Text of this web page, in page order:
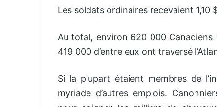
Les soldats ordinaires recevaient
Au total, environ 620 000
419 000 d’entre eux ont traversé
Si la plupart étaient membres de
myriade d’autres emplois.